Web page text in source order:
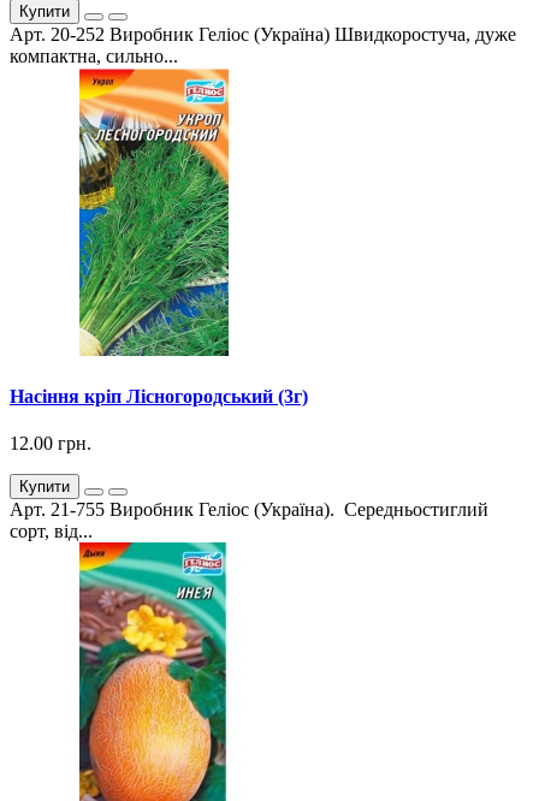
Купити
Арт. 20-252 Виробник Геліос (Україна) Швидкоростуча, дуже
компактна, сильно...
Насіння кріп Лісногородський (3г)
12.00 грн.
Купити
Арт. 21-755 Виробник Геліос (Україна). Середньостиглий
сорт, від...